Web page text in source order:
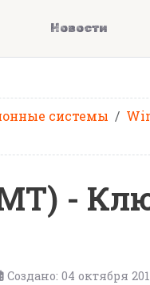
Новости
системы
-
Создано: 04 октября